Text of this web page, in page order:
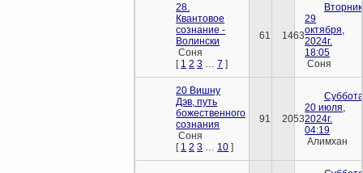
28.
Квантовое
сознание -
Волински
Соня
[ 1 2 3 7 ]
61 1463
29
октября,
2024г.
18:05
Соня
20 Вишну
Дэв, путь
божественного
сознания
Соня
[ 1 2 3 10 ]
91 2053
20 июля,
2024г.
04:19
Алимхан